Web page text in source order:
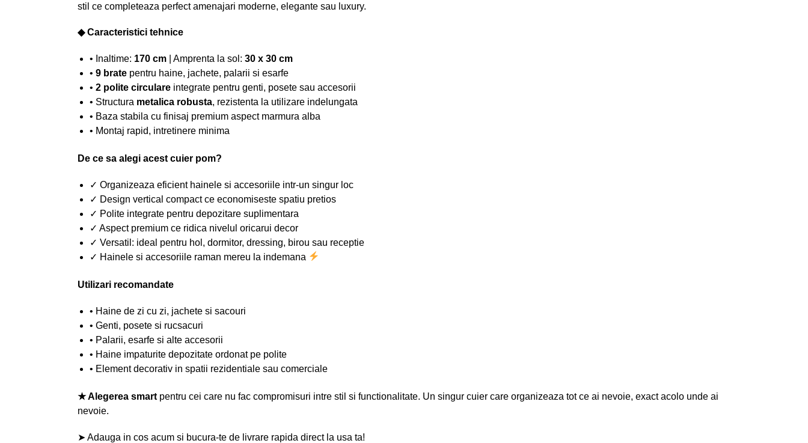
stil ce completeaza perfect amenajari moderne, elegante sau luxury.
◆ Caracteristici tehnice
• Inaltime: 170 cm| Amprenta la sol: 30 x 30 cm
• 9 bratepentru haine, jachete, palarii si esarfe
• 2 polite circulareintegrate pentru genti, posete sau accesorii
• Structura metalica robusta, rezistenta la utilizare indelungata
• Baza stabila cu finisaj premium aspect marmura alba
• Montaj rapid, intretinere minima
De ce sa alegi acest cuier pom?
✓ Organizeaza eficient hainele si accesoriile intr-un singur loc
✓ Design vertical compact ce economiseste spatiu pretios
✓ Polite integrate pentru depozitare suplimentara
✓ Aspect premium ce ridica nivelul oricarui decor
✓ Versatil: ideal pentru hol, dormitor, dressing, birou sau receptie
✓ Hainele si accesoriile raman mereu la indemana
Utilizari recomandate
• Haine de zi cu zi, jachete si sacouri
• Genti, posete si rucsacuri
• Palarii, esarfe si alte accesorii
• Haine impaturite depozitate ordonat pe polite
• Element decorativ in spatii rezidentiale sau comerciale
★ Alegerea smartpentru cei care nu fac compromisuri intre stil si functionalitate. Un singur cuier care organizeaza tot ce ai nevoie, exact acolo unde ai
nevoie.
➤ Adauga in cos acum si bucura-te de livrare rapida direct la usa ta!